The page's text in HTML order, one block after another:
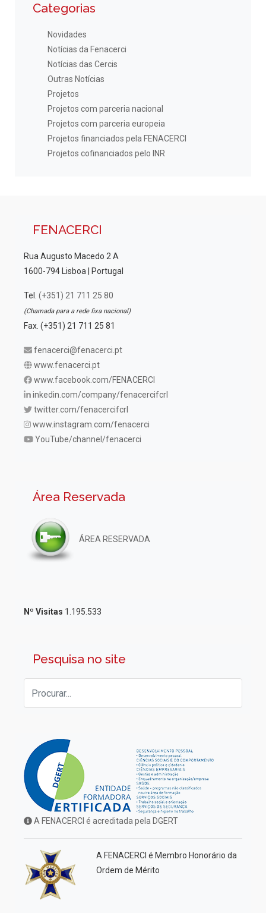
Categorias
Novidades
Notícias da Fenacerci
Notícias das Cercis
Outras Notícias
Projetos
Projetos com parceria nacional
Projetos com parceria europeia
Projetos financiados pela FENACERCI
Projetos cofinanciados pelo INR
FENACERCI
Rua Augusto Macedo 2 A
1600-794 Lisboa | Portugal
Tel. (+351) 21 711 25 80
(Chamada para a rede fixa nacional)
Fax. (+351) 21 711 25 81
fenacerci@fenacerci.pt
www.fenacerci.pt
www.facebook.com/FENACERCI
inkedin.com/company/fenacercifcrl
twitter.com/fenacercifcrl
www.instagram.com/fenacerci
YouTube/channel/fenacerci
Área Reservada
ÁREA RESERVADA
Nº Visitas 1.195.533
Pesquisa no site
A FENACERCI é acreditada pela DGERT
A FENACERCI é Membro Honorário da
Ordem de Mérito